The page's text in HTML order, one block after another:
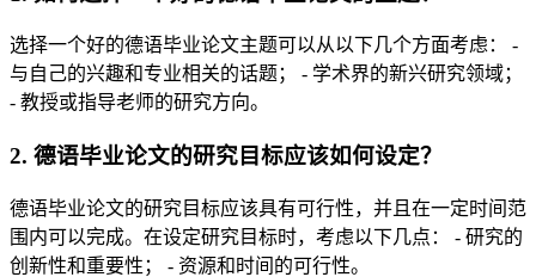
选择一个好的德语毕业论文主题可以从以下几个方面考虑： -
与自己的兴趣和专业相关的话题； - 学术界的新兴研究领域；
- 教授或指导老师的研究方向。
2. 德语毕业论文的研究目标应该如何设定？
德语毕业论文的研究目标应该具有可行性，并且在一定时间范
围内可以完成。在设定研究目标时，考虑以下几点： - 研究的
创新性和重要性； - 资源和时间的可行性。